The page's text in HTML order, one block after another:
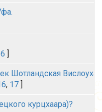
6 ]
Шотландская
, 17 ]
курцхаара)?